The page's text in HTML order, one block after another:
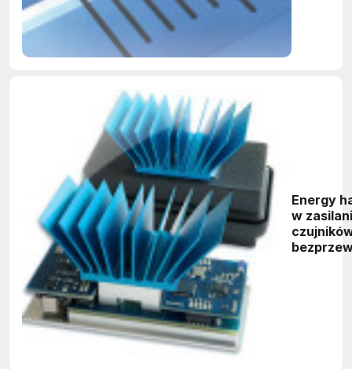
Energy
w